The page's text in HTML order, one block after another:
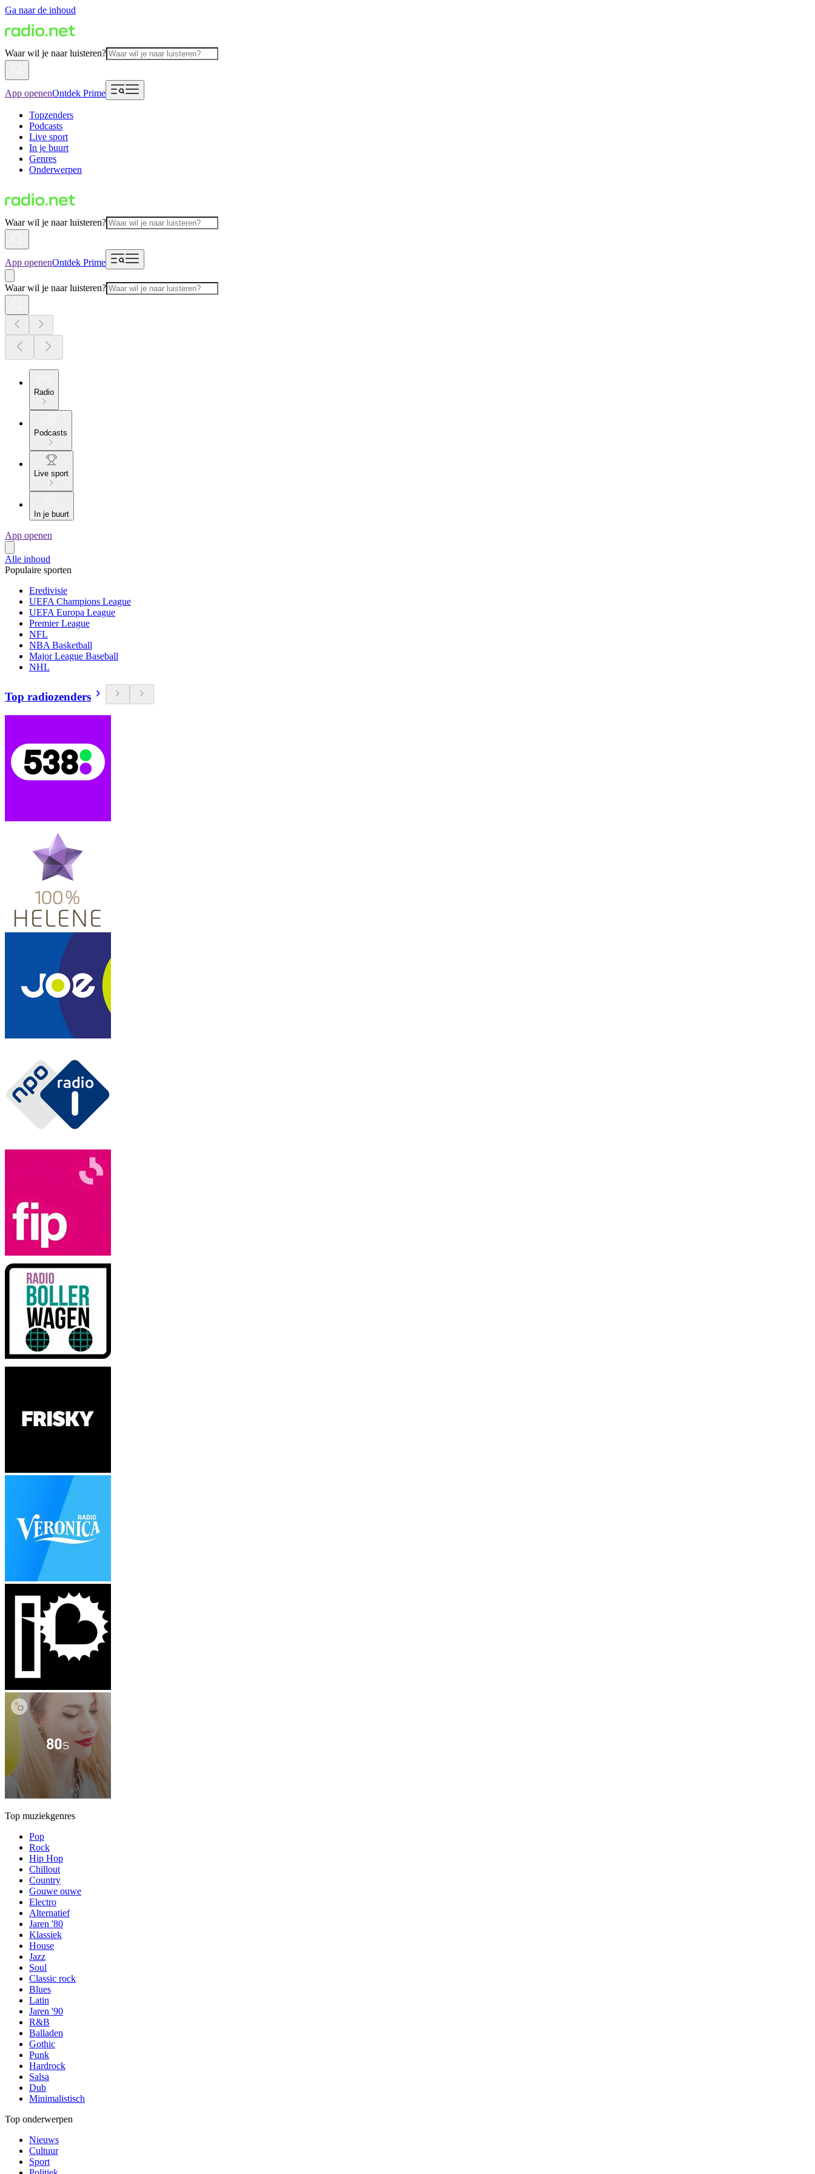
Ga naar de inhoud
Waar wil je naar luisteren?
App openenOntdek Prime
Topzenders
Podcasts
Live sport
In je buurt
Genres
Onderwerpen
Waar wil je naar luisteren?
App openenOntdek Prime
Waar wil je naar luisteren?
Radio
Podcasts
Live sport
In je buurt
App openen
Alle inhoud
Populaire sporten
Eredivisie
UEFA Champions League
UEFA Europa League
Premier League
NFL
NBA Basketball
Major League Baseball
NHL
Top radiozenders
Top muziekgenres
Pop
Rock
Hip Hop
Chillout
Country
Gouwe ouwe
Electro
Alternatief
Jaren '80
Klassiek
House
Jazz
Soul
Classic rock
Blues
Latin
Jaren '90
R&B
Balladen
Gothic
Punk
Hardrock
Salsa
Dub
Minimalistisch
Top onderwerpen
Nieuws
Cultuur
Sport